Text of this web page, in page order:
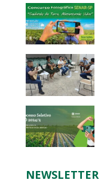
NEWSLETTER